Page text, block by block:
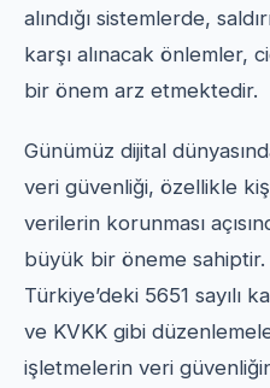
alındığı sistemlerde,
karşı alınacak önlemler,
bir önem arz etmektedir.
Günümüz dijital
veri güvenliği, özellikle
verilerin korunması
büyük bir öneme sahiptir.
Türkiye’deki 5651 sayılı
ve KVKK gibi
işletmelerin veri